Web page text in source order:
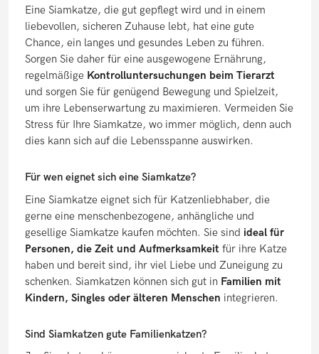
Eine Siamkatze, die gut gepflegt wird und in einem
liebevollen, sicheren Zuhause lebt, hat eine gute
Chance, ein langes und gesundes Leben zu führen.
Sorgen Sie daher für eine ausgewogene Ernährung,
regelmäßige Kontrolluntersuchungen beim Tierarzt
und sorgen Sie für genügend Bewegung und Spielzeit,
um ihre Lebenserwartung zu maximieren. Vermeiden Sie
Stress für Ihre Siamkatze, wo immer möglich, denn auch
dies kann sich auf die Lebensspanne auswirken.
Für wen eignet sich eine Siamkatze?
Eine Siamkatze eignet sich für Katzenliebhaber, die
gerne eine menschenbezogene, anhängliche und
gesellige Siamkatze kaufen möchten. Sie sind ideal für
Personen, die Zeit und Aufmerksamkeit für ihre Katze
haben und bereit sind, ihr viel Liebe und Zuneigung zu
schenken. Siamkatzen können sich gut in Familien mit
Kindern, Singles oder älteren Menschen integrieren.
Sind Siamkatzen gute Familienkatzen?